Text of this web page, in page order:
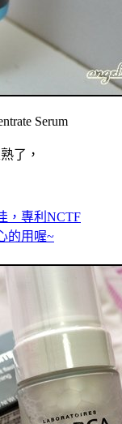
Serum
了，
，專利NCTF
的用喔~